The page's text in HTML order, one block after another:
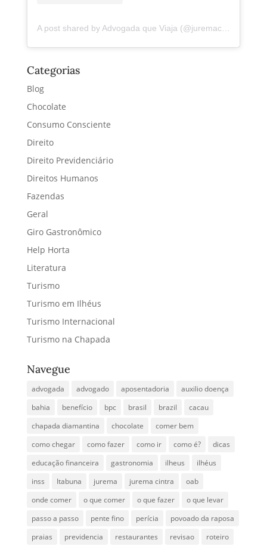
A post shared by Advogada que Viaja (@juremacintra)
Categorias
Blog
Chocolate
Consumo Consciente
Direito
Direito Previdenciário
Direitos Humanos
Fazendas
Geral
Giro Gastronômico
Help Horta
Literatura
Turismo
Turismo em Ilhéus
Turismo Internacional
Turismo na Chapada
Navegue
advogada advogado aposentadoria
auxilio doença
bahia
benefício bpc brasil brazil
cacau
chapada diamantina
chocolate
comer bem
como chegar
como fazer como ir como é?
dicas
educação financeira
gastronomia ilheus
ilhéus
inss
Itabuna jurema jurema cintra
oab
onde comer
o que comer o que fazer
o que levar
passo a passo
pente fino perícia
povoado da raposa
praias
previdencia restaurantes revisao roteiro